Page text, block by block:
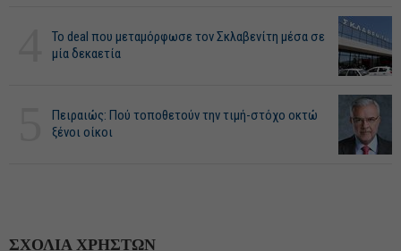
Το deal που μεταμόρφωσε τον Σκλαβενίτη μέσα σε
μία δεκαετία
Πειραιώς: Πού τοποθετούν την τιμή-στόχο οκτώ
ξένοι οίκοι
ΣΧΟΛΙΑ ΧΡΗΣΤΩΝ